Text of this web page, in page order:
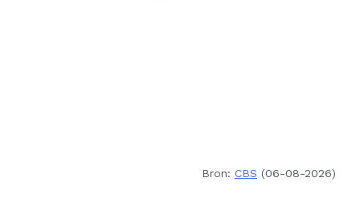
Bron: CBS (06-08-2026)